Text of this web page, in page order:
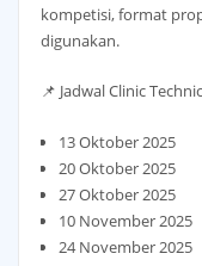
kompetisi, format
digunakan.
📌 Jadwal Clinic
13 Oktober 2025
20 Oktober 2025
27 Oktober 2025
10 November 2025
24 November 2025